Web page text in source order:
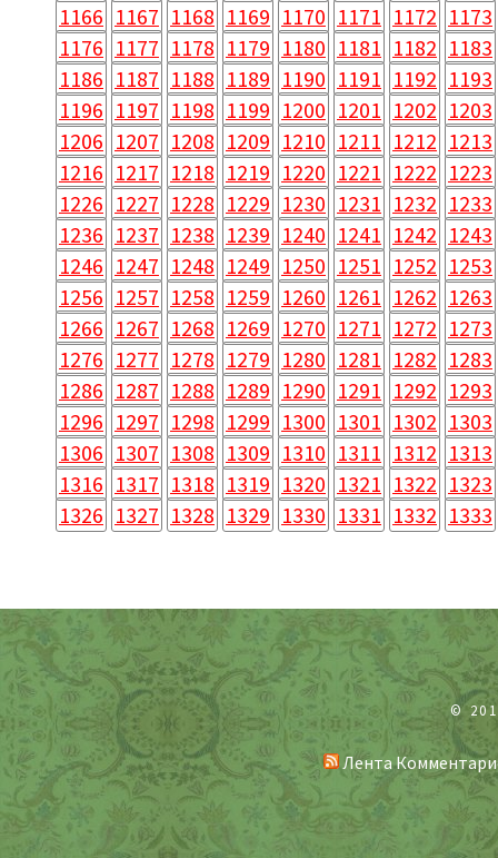
1166 1167 1168 1169 1170 1171 1172 1173
1176 1177 1178 1179 1180 1181 1182 1183
1186 1187 1188 1189 1190 1191 1192 1193
1196 1197 1198 1199 1200 1201 1202 1203
1206 1207 1208 1209 1210 1211 1212 1213
1216 1217 1218 1219 1220 1221 1222 1223
1226 1227 1228 1229 1230 1231 1232 1233
1236 1237 1238 1239 1240 1241 1242 1243
1246 1247 1248 1249 1250 1251 1252 1253
1256 1257 1258 1259 1260 1261 1262 1263
1266 1267 1268 1269 1270 1271 1272 1273
1276 1277 1278 1279 1280 1281 1282 1283
1286 1287 1288 1289 1290 1291 1292 1293
1296 1297 1298 1299 1300 1301 1302 1303
1306 1307 1308 1309 1310 1311 1312 1313
1316 1317 1318 1319 1320 1321 1322 1323
1326 1327 1328 1329 1330 1331 1332 1333
©
Лента